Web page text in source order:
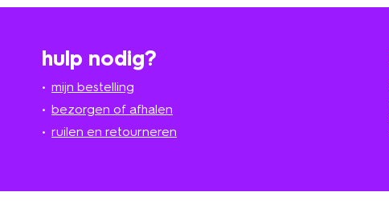
hulp nodig?
mijn bestelling
bezorgen of afhalen
ruilen en retourneren